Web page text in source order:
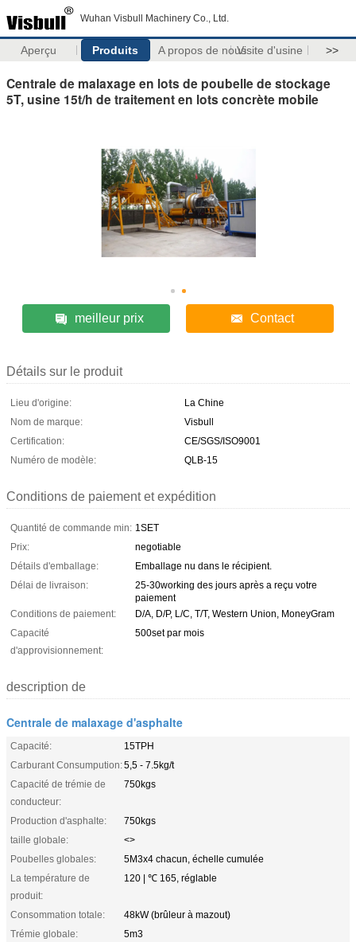
Wuhan Visbull Machinery Co., Ltd.
Aperçu Produits A propos de nousVisite d'usine >>
Centrale de malaxage en lots de poubelle de stockage
5T, usine 15t/h de traitement en lots concrète mobile
meilleur prix Contact
Détails sur le produit
Lieu d'origine:
La Chine
Nom de marque:
Visbull
Certification:
CE/SGS/ISO9001
Numéro de modèle:
QLB-15
Conditions de paiement et expédition
Quantité de commande min: 1SET
Prix:
negotiable
Détails d'emballage:
Emballage nu dans le récipient.
Délai de livraison:
25-30working des jours après a reçu votre
paiement
Conditions de paiement:
D/A, D/P, L/C, T/T, Western Union, MoneyGram
Capacité
d'approvisionnement:
500set par mois
description de
Centrale de malaxage d'asphalte
Capacité:
15TPH
Carburant Consumpution:5,5 - 7.5kg/t
Capacité de trémie de
conducteur:
750kgs
Production d'asphalte:
750kgs
taille globale:
<>
Poubelles globales:
5M3x4 chacun, échelle cumulée
La température de
produit:
120 | ℃ 165, réglable
Consommation totale:
48kW (brûleur à mazout)
Trémie globale:
5m3